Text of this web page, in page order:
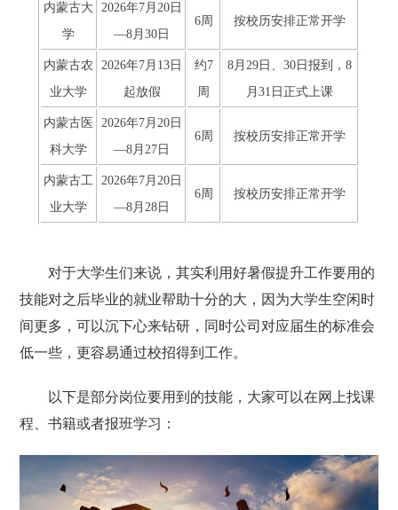
内蒙古大
学
2026年7月20日
—8月30日
6周 按校历安排正常开学
内蒙古农
业大学
2026年7月13日
起放假
约7
周
8月29日、30日报到，8
月31日正式上课
内蒙古医
科大学
2026年7月20日
—8月27日
6周 按校历安排正常开学
内蒙古工
业大学
2026年7月20日
—8月28日
6周 按校历安排正常开学
对于大学生们来说，其实利用好暑假提升工作要用的
技能对之后毕业的就业帮助十分的大，因为大学生空闲时
间更多，可以沉下心来钻研，同时公司对应届生的标准会
低一些，更容易通过校招得到工作。
以下是部分岗位要用到的技能，大家可以在网上找课
程、书籍或者报班学习：